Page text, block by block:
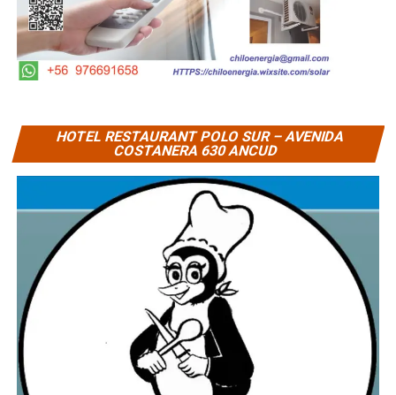
HOTEL RESTAURANT POLO SUR – AVENIDA
COSTANERA 630 ANCUD